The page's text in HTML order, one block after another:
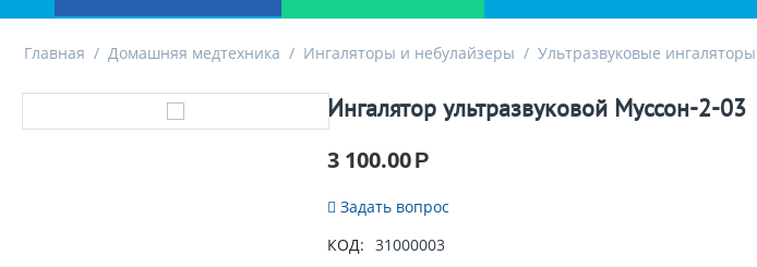
Главная / Домашняя медтехника / Ингаляторы и небулайзеры / Ультразвуковые ингаляторы
Ингалятор ультразвуковой Муссон-2-03
3 100.00Р
Задать вопрос
КОД: 31000003